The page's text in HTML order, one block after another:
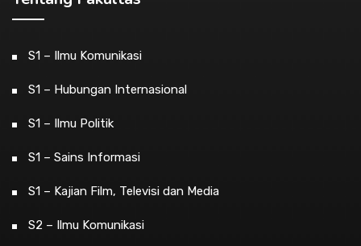
S1 – Ilmu Komunikasi
S1 – Hubungan Internasional
S1 – Ilmu Politik
S1 – Sains Informasi
S1 – Kajian Film, Televisi dan Media
S2 – Ilmu Komunikasi